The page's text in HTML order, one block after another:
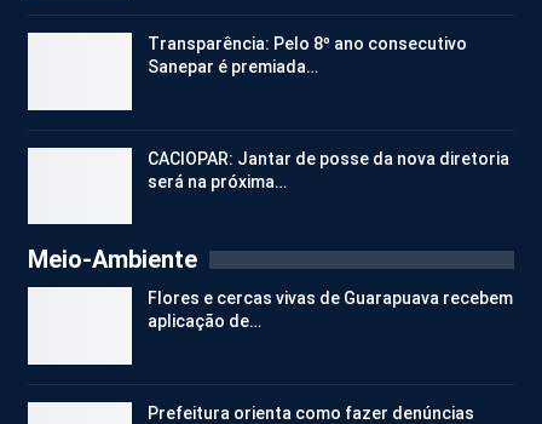
Transparência: Pelo 8º ano consecutivo
Sanepar é premiada…
CACIOPAR: Jantar de posse da nova diretoria
será na próxima…
Meio-Ambiente
Flores e cercas vivas de Guarapuava recebem
aplicação de…
Prefeitura orienta como fazer denúncias